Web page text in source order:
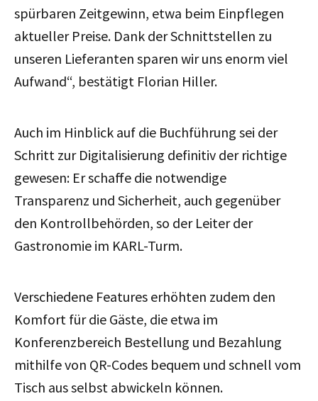
spürbaren Zeitgewinn, etwa beim Einpflegen
aktueller Preise. Dank der Schnittstellen zu
unseren Lieferanten sparen wir uns enorm viel
Aufwand“, bestätigt Florian Hiller.
Auch im Hinblick auf die Buchführung sei der
Schritt zur Digitalisierung definitiv der richtige
gewesen: Er schaffe die notwendige
Transparenz und Sicherheit, auch gegenüber
den Kontrollbehörden, so der Leiter der
Gastronomie im KARL-Turm.
Verschiedene Features erhöhten zudem den
Komfort für die Gäste, die etwa im
Konferenzbereich Bestellung und Bezahlung
mithilfe von QR-Codes bequem und schnell vom
Tisch aus selbst abwickeln können.